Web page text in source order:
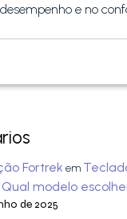
e no
Fortrek em
modelo
de 2025